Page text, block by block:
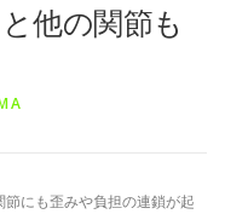
他の関節も
にも歪みや負担の連鎖が起